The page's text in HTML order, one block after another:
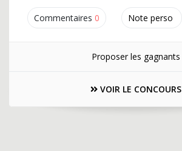
Commentaires 0 Note perso
Proposer les gagnants
VOIR LE CONCOURS